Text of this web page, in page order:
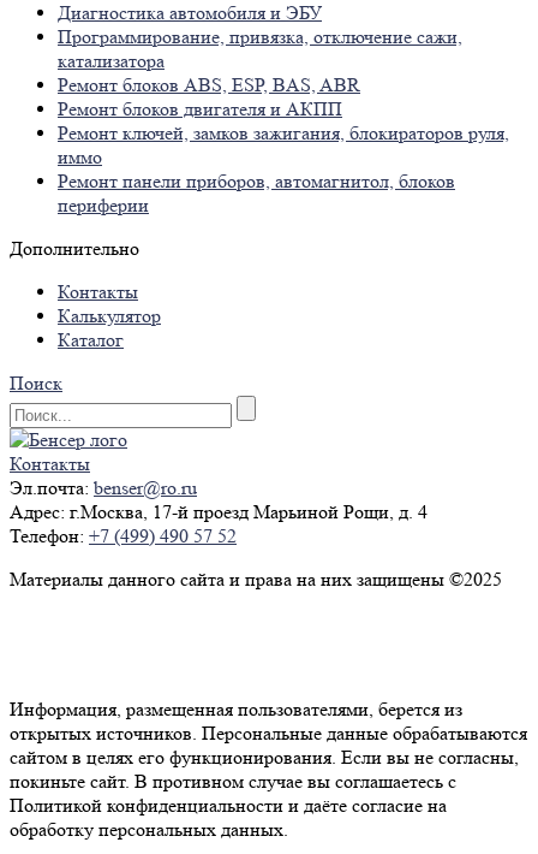
Диагностика автомобиля и ЭБУ
Программирование, привязка, отключение сажи,
катализатора
Ремонт блоков ABS, ESP, BAS, ABR
Ремонт блоков двигателя и АКПП
Ремонт ключей, замков зажигания, блокираторов руля,
иммо
Ремонт панели приборов, автомагнитол, блоков
периферии
Дополнительно
Контакты
Калькулятор
Каталог
Поиск
Контакты
Эл.почта: benser@ro.ru
Адрес: г.Москва, 17-й проезд Марьиной Рощи, д. 4
Телефон: +7 (499) 490 57 52
Материалы данного сайта и права на них защищены ©2025
Информация, размещенная пользователями, берется из
открытых источников. Персональные данные обрабатываются
сайтом в целях его функционирования. Если вы не согласны,
покиньте сайт. В противном случае вы соглашаетесь с
Политикой конфиденциальности и даёте согласие на
обработку персональных данных.